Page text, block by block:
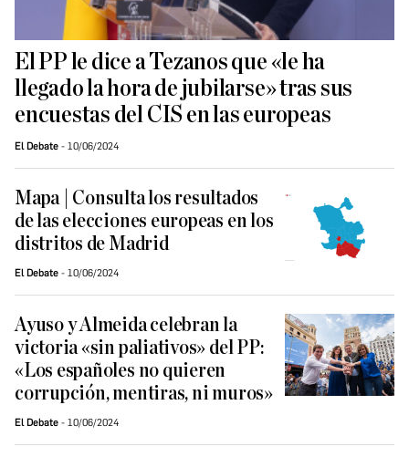
El PP le dice a Tezanos que «le ha
llegado la hora de jubilarse» tras sus
encuestas del CIS en las europeas
El Debate 10/06/2024
Mapa | Consulta los resultados
de las elecciones europeas en los
distritos de Madrid
El Debate 10/06/2024
Ayuso y Almeida celebran la
victoria «sin paliativos» del PP:
«Los españoles no quieren
corrupción, mentiras, ni muros»
El Debate 10/06/2024